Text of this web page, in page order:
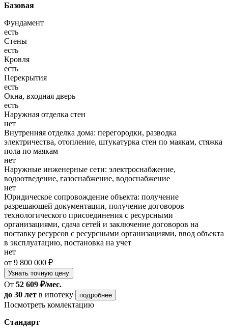
Базовая
Фундамент
есть
Стены
есть
Кровля
есть
Перекрытия
есть
Окна, входная дверь
есть
Наружная отделка стен
нет
Внутренняя отделка дома: перегородки, разводка
электричества, отопление, штукатурка стен по маякам, стяжка
пола по маякам
нет
Наружные инженерные сети: электроснабжение,
водоотведение, газоснабжение, водоснабжение
нет
Юридическое сопровождение объекта: получение
разрешающей документации, получение договоров
технологического присоединения с ресурсными
организациями, сдача сетей и заключение договоров на
поставку ресурсов с ресурсными организациями, ввод объекта
в эксплуатацию, постановка на учет
нет
от 9 800 000 ₽
Узнать точную цену
От 52 609 ₽/мес.
до 30 лет в ипотеку подробнее
Посмотреть комлектацию
Стандарт